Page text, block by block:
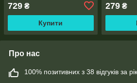
729 ₴
Купити
279₴
Про нас
100% позитивних з 38 відгуків за рік